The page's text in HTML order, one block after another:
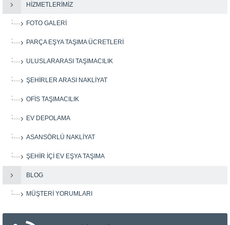
HIZMETLERIMIZ
FOTO GALERI
PARÇA EŞYA TAŞIMA ÜCRETLERI
ULUSLARARASI TAŞIMACILIK
ŞEHIRLER ARASI NAKLIYAT
OFIS TAŞIMACILIK
EV DEPOLAMA
ASANSÖRLÜ NAKLIYAT
ŞEHIR IÇI EV EŞYA TAŞIMA
BLOG
MÜŞTERI YORUMLARI